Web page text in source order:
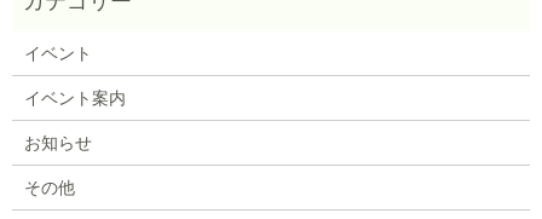
イベント
イベント案内
お知らせ
その他